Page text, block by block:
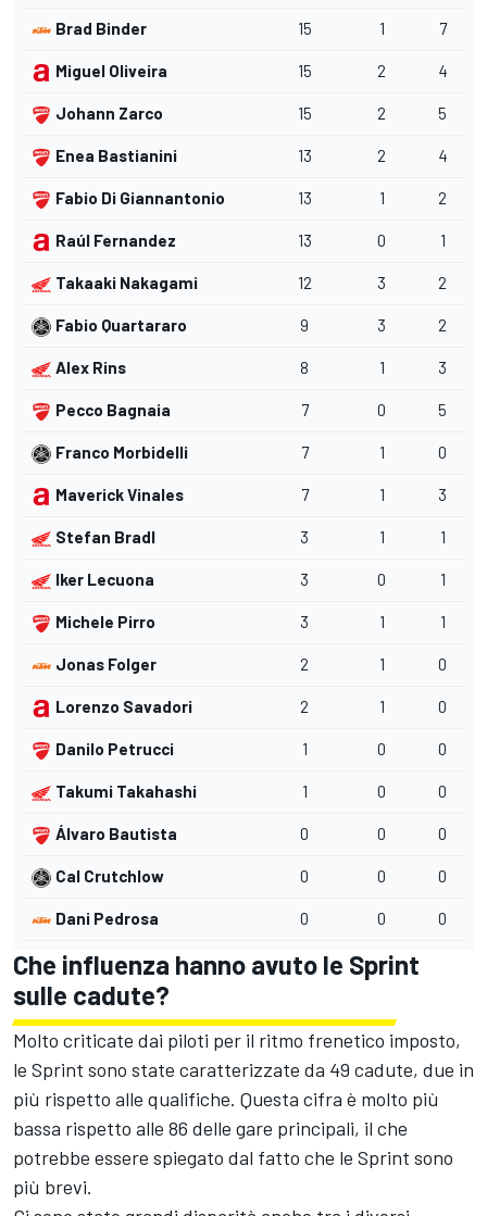
Brad Binder 15 1 7
Miguel Oliveira 15 2 4
Johann Zarco 15 2 5
Enea Bastianini 13 2 4
Fabio Di Giannantonio 13 1 2
Raúl Fernandez 13 0 1
Takaaki Nakagami 12 3 2
Fabio Quartararo 9 3 2
Alex Rins 8 1 3
Pecco Bagnaia 7 0 5
Franco Morbidelli 7 1 0
Maverick Vinales 7 1 3
Stefan Bradl 3 1 1
Iker Lecuona 3 0 1
Michele Pirro 3 1 1
Jonas Folger 2 1 0
Lorenzo Savadori 2 1 0
Danilo Petrucci 1 0 0
Takumi Takahashi 1 0 0
Álvaro Bautista 0 0 0
Cal Crutchlow 0 0 0
Dani Pedrosa 0 0 0
Che influenza hanno avuto le Sprint
sulle cadute?
Molto criticate dai piloti per il ritmo frenetico imposto,
le Sprint sono state caratterizzate da 49 cadute, due in
più rispetto alle qualifiche. Questa cifra è molto più
bassa rispetto alle 86 delle gare principali, il che
potrebbe essere spiegato dal fatto che le Sprint sono
più brevi.